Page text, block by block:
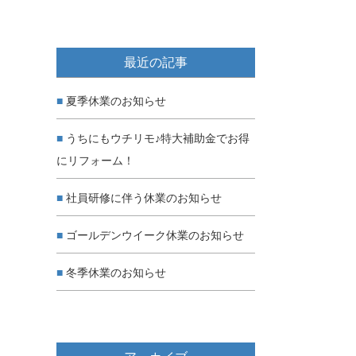
最近の記事
夏季休業のお知らせ
うちにもウチリモ♪特大補助金でお得
にリフォーム！
社員研修に伴う休業のお知らせ
ゴールデンウイーク休業のお知らせ
冬季休業のお知らせ